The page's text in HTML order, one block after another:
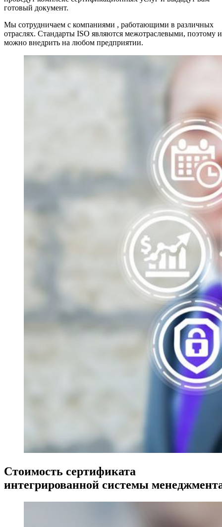
готовый документ.
Мы сотрудничаем с компаниями , работающими в различных
отраслях. Стандарты ISO являются межотраслевыми, поэтому
можно внедрить на любом предприятии.
Стоимость сертификата
интегрированной системы